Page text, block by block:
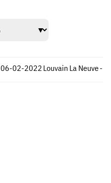
Louvain La Neuve-
06-02-2022